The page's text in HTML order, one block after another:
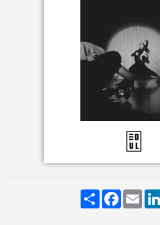
Share Facebook
Email